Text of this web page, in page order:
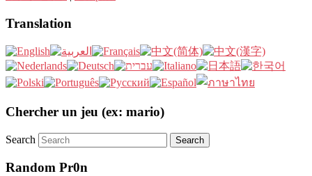
Translation
Chercher un jeu (ex: mario)
Search
Random Pr0n